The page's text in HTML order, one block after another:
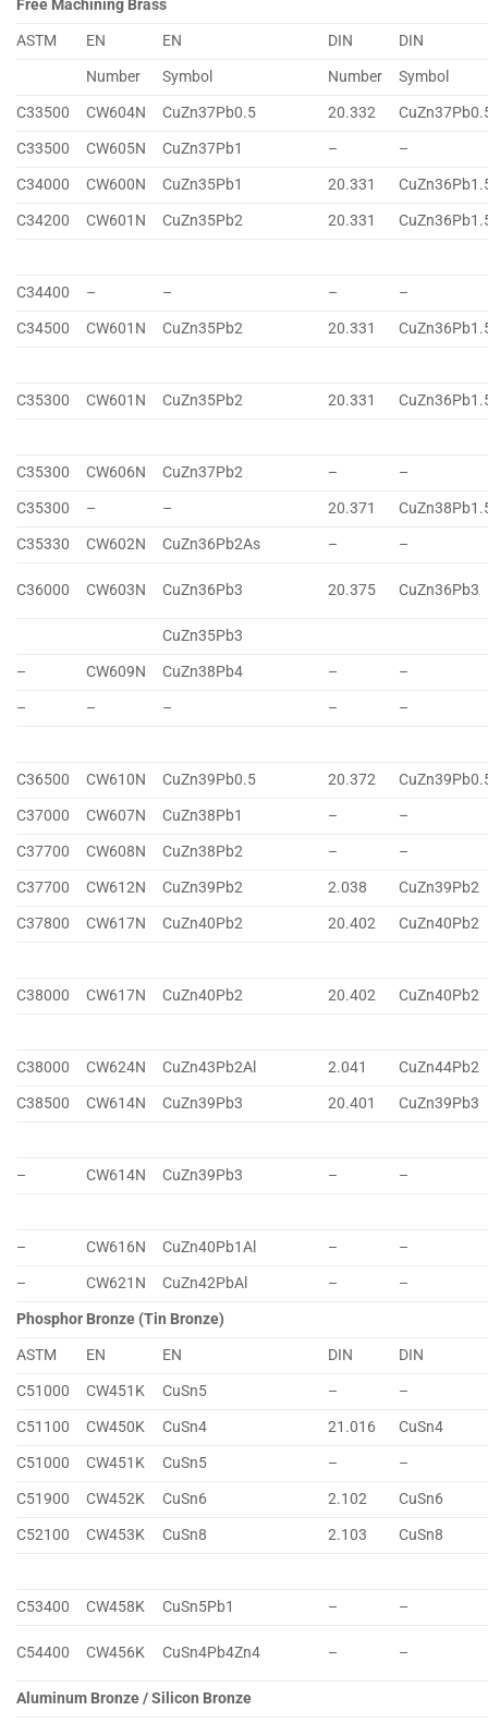
Free Machining Brass
ASTM
EN EN DIN
DIN
Number
Symbol Number
Symbol
C33500
CW604N CuZn37Pb0.5 20.332
C33500
CW605N CuZn37Pb1 –
–
C34000
CW600N CuZn35Pb1 20.331
C34200
CW601N CuZn35Pb2 20.331
C34400 – – –
–
C34500
CW601N CuZn35Pb2 20.331
C35300 CW601N CuZn35Pb2 20.331
C35300 CW606N CuZn37Pb2 –
–
C35300
– – 20.371
C35330
CW602N CuZn36Pb2As – –
C36000 CW603N CuZn36Pb3 20.375 CuZn36Pb3
CuZn35Pb3
–
CW609N CuZn38Pb4 –
–
–
– – – –
C36500 CW610N CuZn39Pb0.5 20.372
C37000
CW607N CuZn38Pb1 –
–
C37700
CW608N CuZn38Pb2 –
–
C37700
CW612N CuZn39Pb2 2.038
CuZn39Pb2
C37800
CW617N CuZn40Pb2 20.402 CuZn40Pb2
C38000 CW617N CuZn40Pb2 20.402 CuZn40Pb2
C38000 CW624N CuZn43Pb2Al 2.041
CuZn44Pb2
C38500
CW614N CuZn39Pb3 20.401 CuZn39Pb3
– CW614N CuZn39Pb3 – –
– CW616N CuZn40Pb1Al –
–
–
CW621N CuZn42PbAl –
–
Phosphor Bronze (Tin Bronze)
ASTM
EN EN DIN
DIN
C51000
CW451K CuSn5 –
–
C51100
CW450K CuSn4 21.016
CuSn4
C51000
CW451K CuSn5 –
–
C51900
CW452K CuSn6 2.102
CuSn6
C52100
CW453K CuSn8 2.103 CuSn8
C53400 CW458K CuSn5Pb1 – –
C54400 CW456K CuSn4Pb4Zn4 – –
Aluminum Bronze / Silicon Bronze